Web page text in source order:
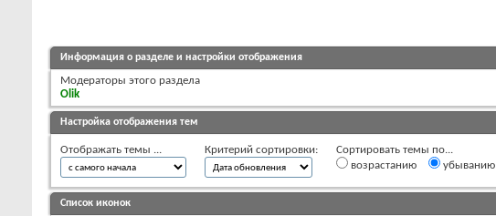
Информация о разделе и настройки отображения
Модераторы этого раздела
Olik
Настройка отображения тем
Отображать темы ... Критерий сортировки:
Сортировать темы по...
возрастанию
убыванию
Список иконок